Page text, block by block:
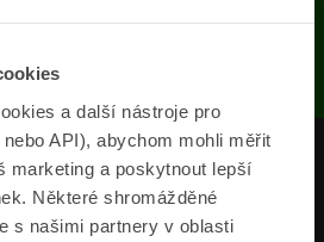
a další nástroje pro
API), abychom mohli měřit
marketing a poskytnout lepší
Některé shromážděné
s našimi partnery v oblasti